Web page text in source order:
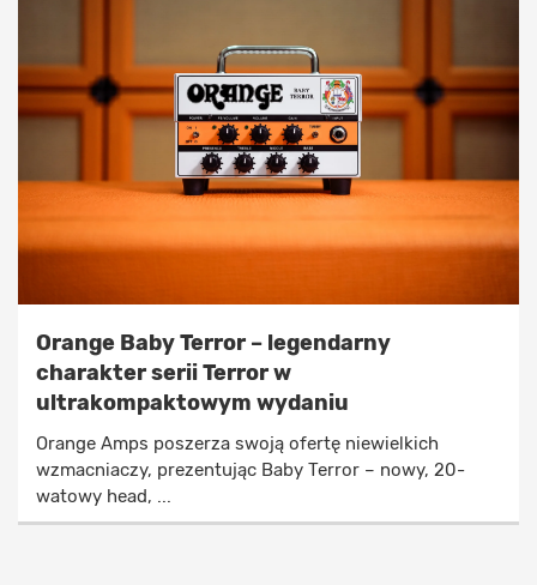
Orange Baby Terror – legendarny
charakter serii Terror w
ultrakompaktowym wydaniu
Orange Amps poszerza swoją ofertę niewielkich
wzmacniaczy, prezentując Baby Terror – nowy, 20-
watowy head, ...